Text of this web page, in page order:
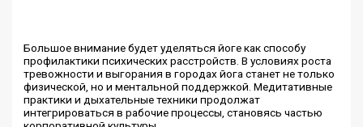
Большое внимание будет уделяться йоге как способу
профилактики психических расстройств. В условиях роста
тревожности и выгорания в городах йога станет не только
физической, но и ментальной поддержкой. Медитативные
практики и дыхательные техники продолжат
интегрироваться в рабочие процессы, становясь частью